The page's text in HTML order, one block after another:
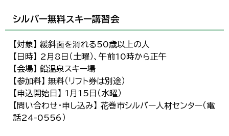
シルバー無料スキー講習会
【対象】 緩斜面を滑れる50歳以上の人
【日時】 2月8日（土曜）、午前10時から正午
【会場】 鉛温泉スキー場
【参加料】 無料（リフト券は別途）
【申込開始日】 1月15日（水曜）
【問い合わせ・申し込み】 花巻市シルバー人材センター（電
話24-0556）